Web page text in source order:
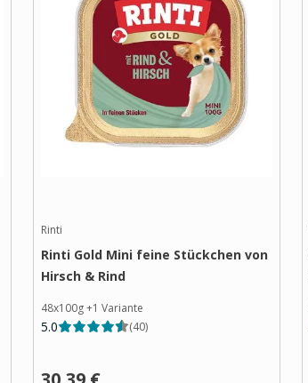
Rinti
Rinti Gold Mini feine Stückchen von
Hirsch & Rind
48x100g+1 Variante
5.0 (40)